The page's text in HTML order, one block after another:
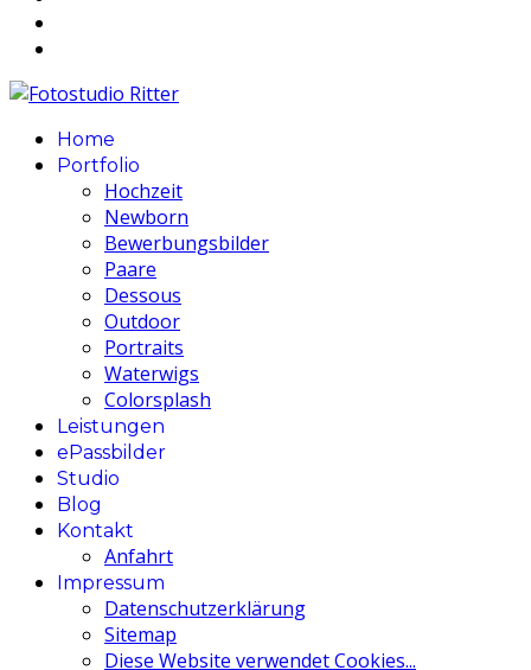
Home
Portfolio
Hochzeit
Newborn
Bewerbungsbilder
Paare
Dessous
Outdoor
Portraits
Waterwigs
Colorsplash
Leistungen
ePassbilder
Studio
Blog
Kontakt
Anfahrt
Impressum
Datenschutzerklärung
Sitemap
Diese Website verwendet Cookies...